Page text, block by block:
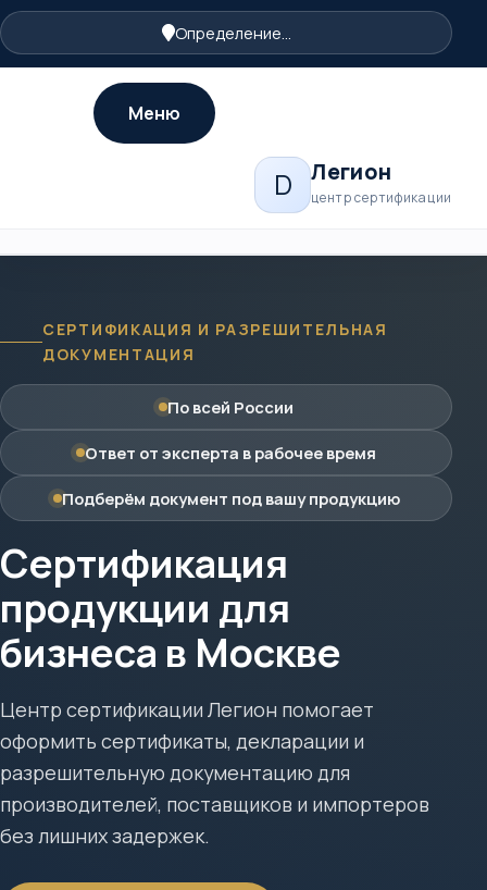
Определение...
D Легион
центр сертификации
Меню
СЕРТИФИКАЦИЯ И РАЗРЕШИТЕЛЬНАЯ
ДОКУМЕНТАЦИЯ
По всей России
Ответ от эксперта в рабочее время
Подберём документ под вашу продукцию
Сертификация
продукции для
бизнеса в Москве
Центр сертификации Легион помогает
оформить сертификаты, декларации и
разрешительную документацию для
производителей, поставщиков и импортеров
без лишних задержек.